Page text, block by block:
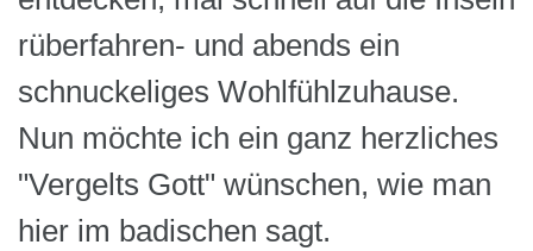
rüberfahren- und abends ein
schnuckeliges Wohlfühlzuhause.
Nun möchte ich ein ganz herzliches
"Vergelts Gott" wünschen, wie man
hier im badischen sagt.